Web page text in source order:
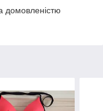
домовленістю